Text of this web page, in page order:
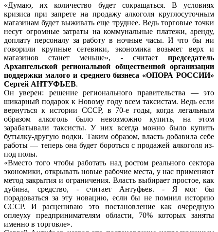
«Думаю, их количество будет сокращаться. В условиях
кризиса при запрете на продажу алкоголя круглосуточным
магазинам будет выживать еще труднее. Ведь торговые точки
несут огромные затраты на коммунальные платежи, аренду,
доплату персоналу за работу в ночные часы. И что бы ни
говорили крупные сетевики, экономика возьмет верх и
магазинов станет меньше», - считаетпредседатель
Архангельской региональной общественной организации
поддержки малого и среднего бизнеса «ОПОРА РОССИИ»
Сергей АНТУФЬЕВ.
Он уверен: решение регионального правительства — это
шикарный подарок к Новому году всем таксистам. Ведь если
вернуться к истории СССР, в 70-е годы, когда легальным
образом алкоголь было невозможно купить, на этом
зарабатывали таксисты. У них всегда можно было купить
бутылку-другую водки. Таким образом, власть добавила себе
работы — теперь она будет бороться с продажей алкоголя из-
под полы.
«Вместо того чтобы работать над ростом реального сектора
экономики, открывать новые рабочие места, у нас применяют
метод закрытия и ограничения. Власть выбирает простое, как
дубина, средство, - считает Антуфьев. - Я мог бы
порадоваться за эту новацию, если бы не помнил историю
СССР. И расцениваю это постановление как очередную
оплеуху предпринимателям области, 70% которых заняты
именно в торговле».